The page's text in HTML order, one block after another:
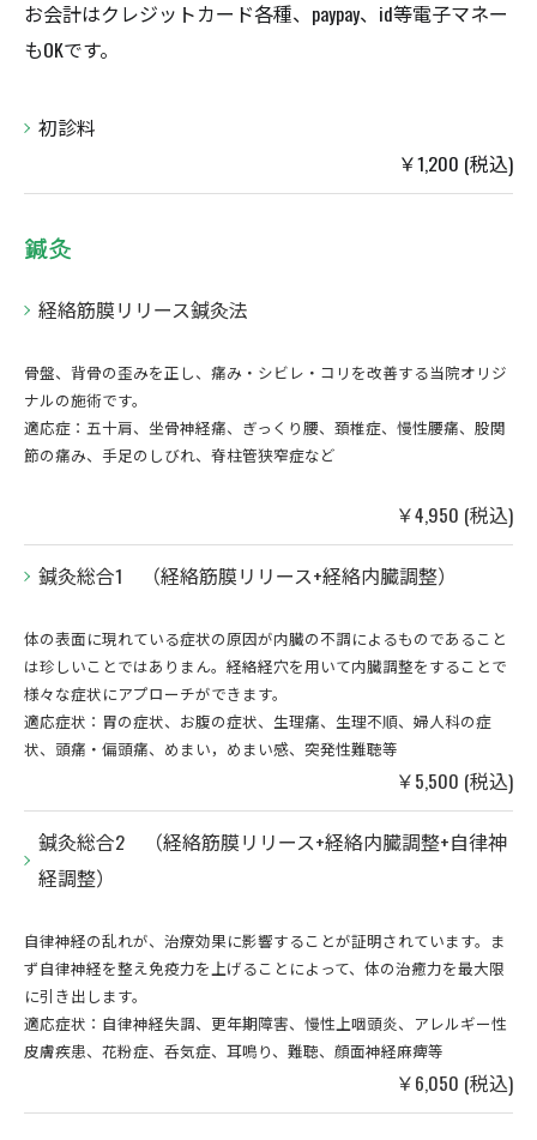
お会計はクレジットカード各種、paypay、id等電子マネー
もOKです。
初診料
￥1,200 (税込)
鍼灸
経絡筋膜リリース鍼灸法
骨盤、背骨の歪みを正し、痛み・シビレ・コリを改善する当院オリジ
ナルの施術です。
適応症：五十肩、坐骨神経痛、ぎっくり腰、頚椎症、慢性腰痛、股関
節の痛み、手足のしびれ、脊柱管狭窄症など
￥4,950 (税込)
鍼灸総合1 （経絡筋膜リリース+経絡内臓調整）
体の表面に現れている症状の原因が内臓の不調によるものであること
は珍しいことではありまん。経絡経穴を用いて内臓調整をすることで
様々な症状にアプローチができます。
適応症状：胃の症状、お腹の症状、生理痛、生理不順、婦人科の症
状、頭痛・偏頭痛、めまい，めまい感、突発性難聴等
￥5,500 (税込)
鍼灸総合2 （経絡筋膜リリース+経絡内臓調整+自律神
経調整）
自律神経の乱れが、治療効果に影響することが証明されています。ま
ず自律神経を整え免疫力を上げることによって、体の治癒力を最大限
に引き出します。
適応症状：自律神経失調、更年期障害、慢性上咽頭炎、アレルギー性
皮膚疾患、花粉症、呑気症、耳鳴り、難聴、顔面神経麻痺等
￥6,050 (税込)